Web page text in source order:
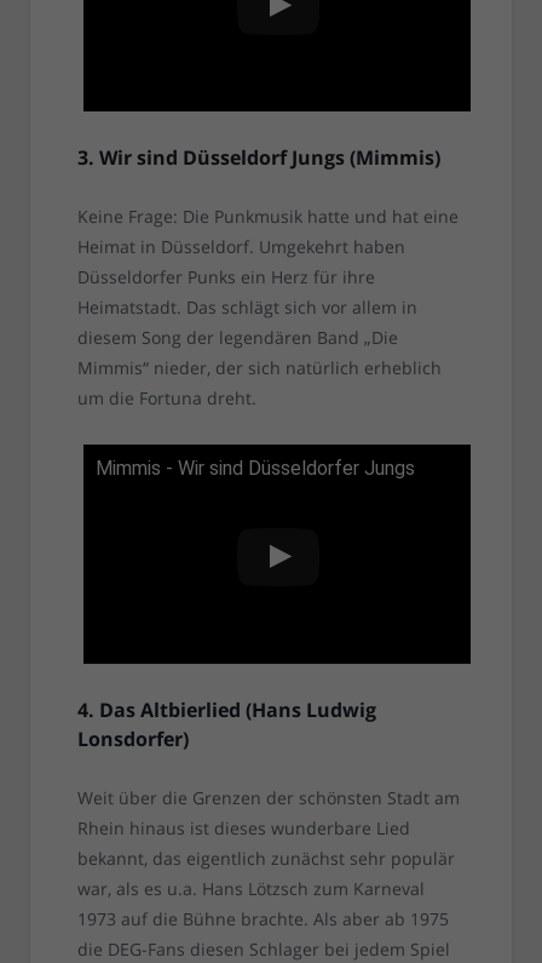
3. Wir sind Düsseldorf Jungs (Mimmis)
Keine Frage: Die Punkmusik hatte und hat eine
Heimat in Düsseldorf. Umgekehrt haben
Düsseldorfer Punks ein Herz für ihre
Heimatstadt. Das schlägt sich vor allem in
diesem Song der legendären Band „Die
Mimmis“ nieder, der sich natürlich erheblich
um die Fortuna dreht.
Mimmis - Wir sind Düsseldorfer Jungs
4. Das Altbierlied (Hans Ludwig
Lonsdorfer)
Weit über die Grenzen der schönsten Stadt am
Rhein hinaus ist dieses wunderbare Lied
bekannt, das eigentlich zunächst sehr populär
war, als es u.a. Hans Lötzsch zum Karneval
1973 auf die Bühne brachte. Als aber ab 1975
die DEG-Fans diesen Schlager bei jedem Spiel